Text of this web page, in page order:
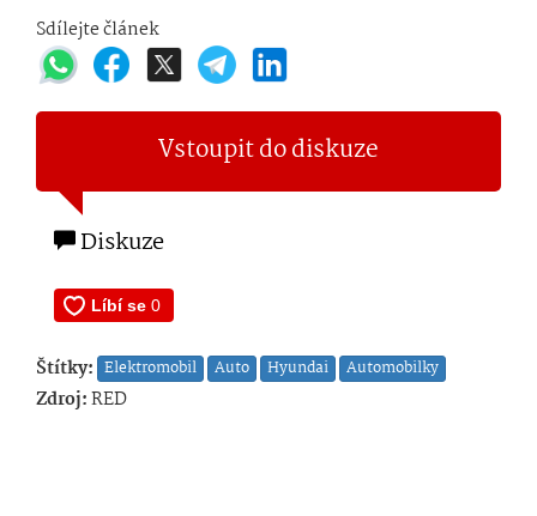
Sdílejte článek
Vstoupit do diskuze
Diskuze
Štítky: Elektromobil Auto Hyundai Automobilky
Zdroj:RED